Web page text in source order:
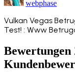
webphase
Vulkan Vegas
Test! : Www
Bewertungen